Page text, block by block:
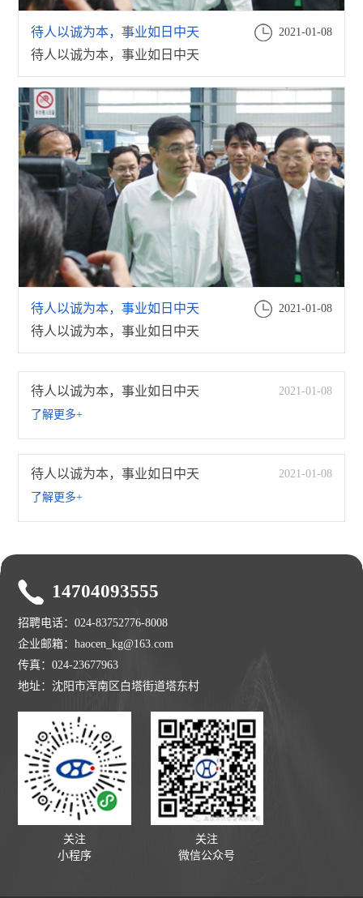
待人以诚为本，事业如日中天 2021-01-08
待人以诚为本，事业如日中天
待人以诚为本，事业如日中天 2021-01-08
待人以诚为本，事业如日中天
待人以诚为本，事业如日中天
2021-01-08
了解更多+
待人以诚为本，事业如日中天
2021-01-08
了解更多+
14704093555
招聘电话：024-83752776-8008
企业邮箱：haocen_kg@163.com
传真：024-23677963
地址：沈阳市浑南区白塔街道塔东村
关注
小程序
关注
微信公众号